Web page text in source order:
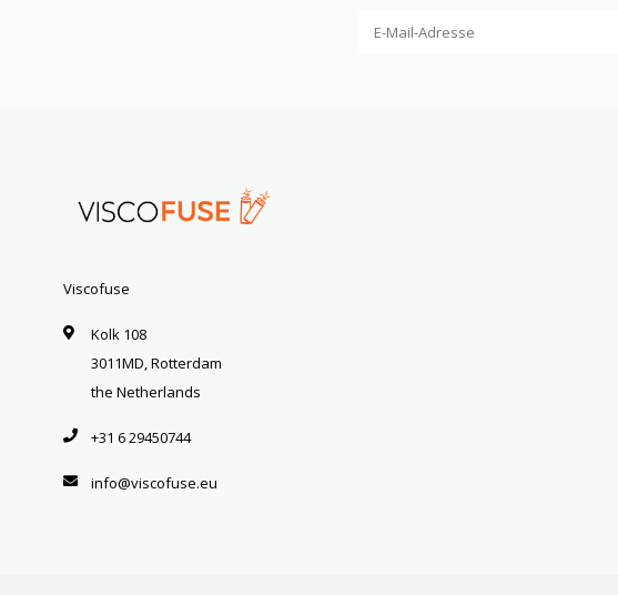
Viscofuse
Kolk 108
3011MD, Rotterdam
the Netherlands
+31 6 29450744
info@viscofuse.eu